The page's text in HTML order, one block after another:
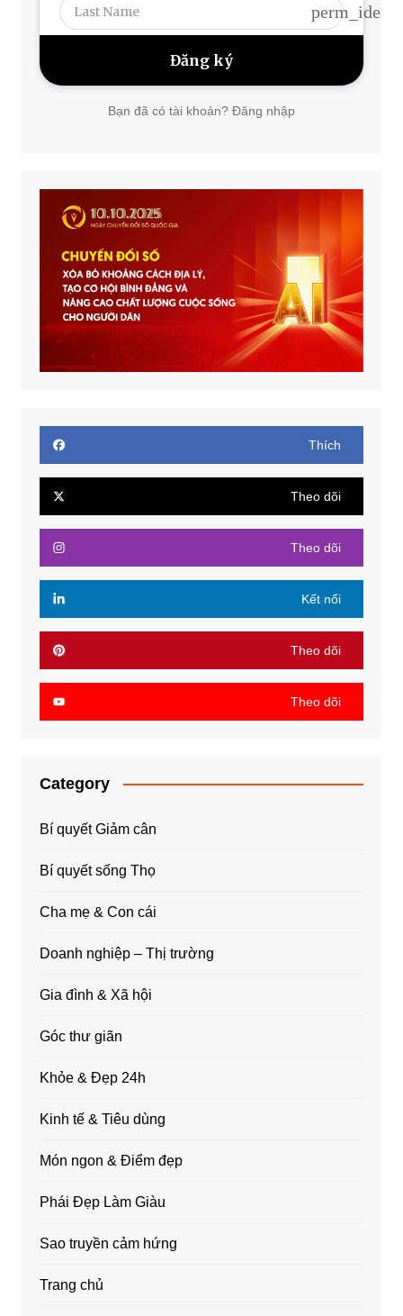
Bạn đã có tài khoản? Đăng nhập
Thích
Theo dõi
Theo dõi
Kết nối
Theo dõi
Theo dõi
Category
Bí quyết Giảm cân
Bí quyết sống Thọ
Cha mẹ & Con cái
Doanh nghiệp – Thị trường
Gia đình & Xã hội
Góc thư giãn
Khỏe & Đẹp 24h
Kinh tế & Tiêu dùng
Món ngon & Điểm đẹp
Phái Đẹp Làm Giàu
Sao truyền cảm hứng
Trang chủ